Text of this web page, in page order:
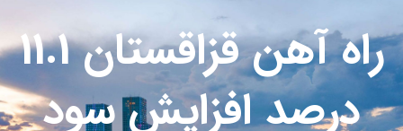
راه آهن قزاقستان 11.1
درصد افزایش سود